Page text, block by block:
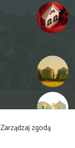
Zarządzaj zgodą